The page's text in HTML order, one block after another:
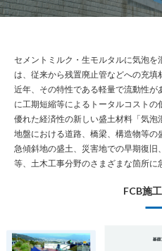
セメントミルク・生モルタルに気泡
は、従来から残置廃止管などへの充填
近年、その特性である軽量で流動性
に工期短縮等によるトータルコストの
優れた経済性の新しい盛土材料「気
地盤における道路、橋梁、構造物等の
急傾斜地の盛土、災害地での早期復
等、土木工事分野のさまざまな箇所に
FCB施